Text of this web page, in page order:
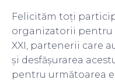
Felicităm toți
organizatorii pentru
XXI, partenerii care
și desfășurarea
pentru următoarea